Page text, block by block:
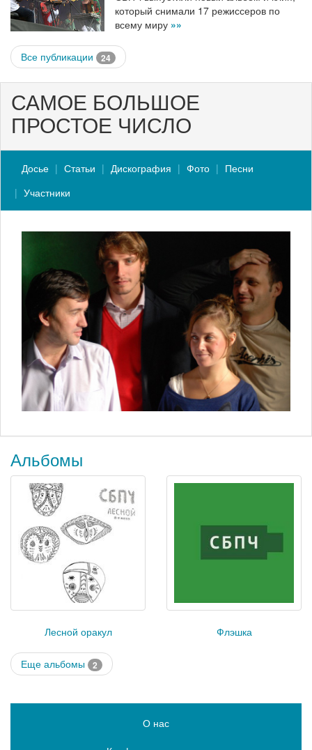
который снимали 17 режиссеров по
всему миру »»
Все публикации 24
САМОЕ БОЛЬШОЕ
ПРОСТОЕ ЧИСЛО
Досье Статьи Дискография Фото
Песни
Участники
Альбомы
Лесной оракул Флэшка
Еще альбомы 2
О нас